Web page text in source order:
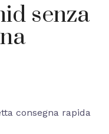
senza
consegna rapida